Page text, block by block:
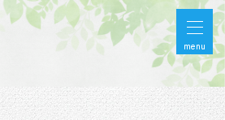
menu